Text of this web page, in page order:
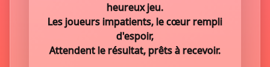
heureux jeu.
Les joueurs impatients, le cœur rempli
d'espoir,
Attendent le résultat, prêts à recevoir.